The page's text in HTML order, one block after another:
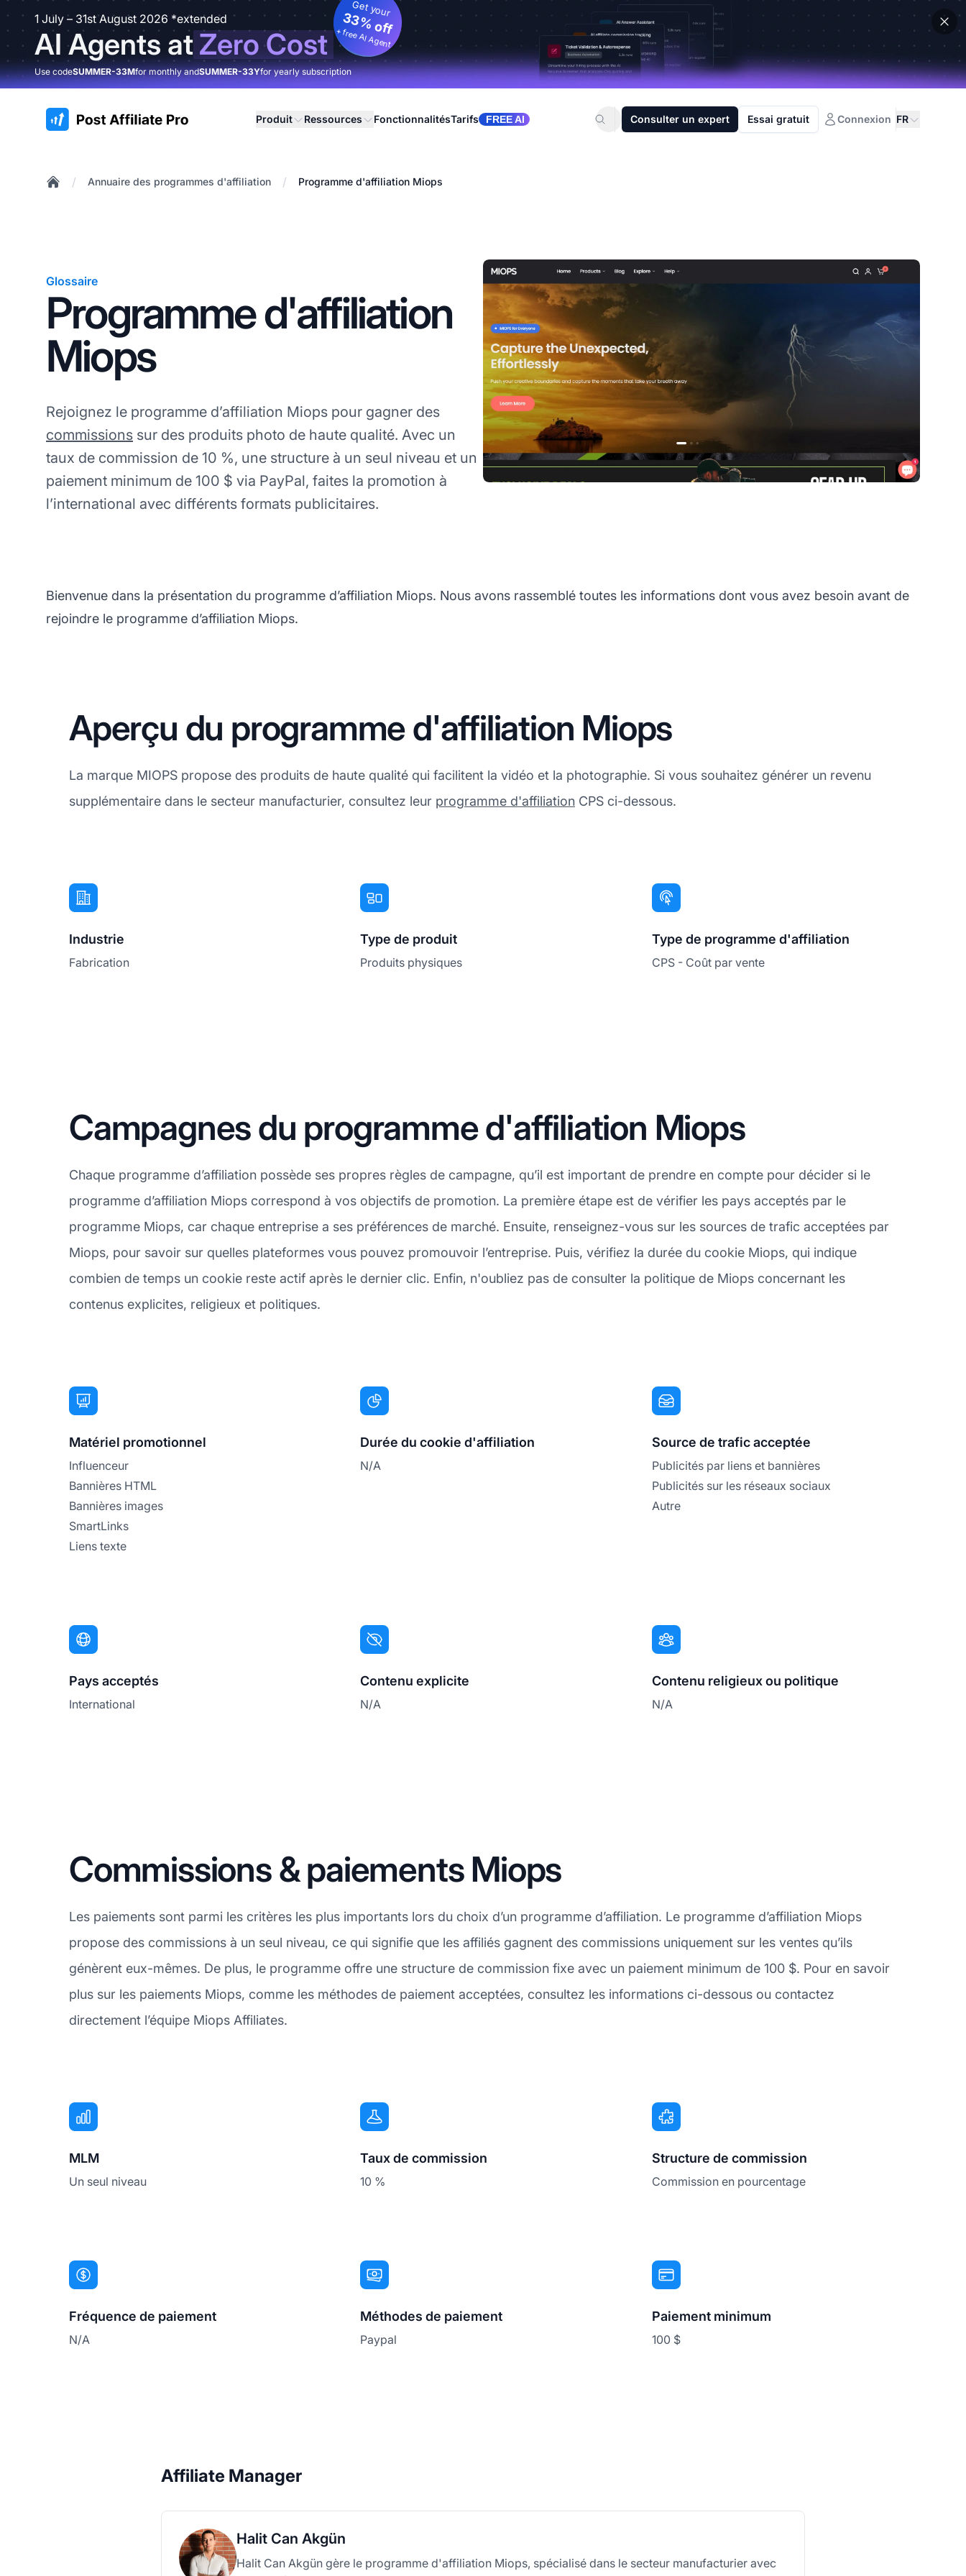
1 July – 31st August 2026 *extended
AI Agents atZero Cost
Get your
33% off
+ free AI Agent
Use codeSUMMER-33Mfor monthly andSUMMER-33Yfor yearly subscription
:site.title Produit Ressources FonctionnalitésTarifs FREE AI Consulter un expert Essai gratuit Connexion FR
/ Annuaire des programmes d'affiliation / Programme d'affiliation Miops
Glossaire
Programme d'affiliation
Miops
Rejoignez le programme d’affiliation Miops pour gagner des
commissions sur des produits photo de haute qualité. Avec un
taux de commission de 10 %, une structure à un seul niveau et un
paiement minimum de 100 $ via PayPal, faites la promotion à
l’international avec différents formats publicitaires.
Bienvenue dans la présentation du programme d’affiliation Miops. Nous avons rassemblé toutes les informations dont vous avez besoin avant de
rejoindre le programme d’affiliation Miops.
Aperçu du programme d'affiliation Miops
La marque MIOPS propose des produits de haute qualité qui facilitent la vidéo et la photographie. Si vous souhaitez générer un revenu
supplémentaire dans le secteur manufacturier, consultez leur programme d'affiliation CPS ci-dessous.
Industrie
Fabrication
Type de produit
Produits physiques
Type de programme d'affiliation
CPS - Coût par vente
Campagnes du programme d'affiliation Miops
Chaque programme d’affiliation possède ses propres règles de campagne, qu’il est important de prendre en compte pour décider si le
programme d’affiliation Miops correspond à vos objectifs de promotion. La première étape est de vérifier les pays acceptés par le
programme Miops, car chaque entreprise a ses préférences de marché. Ensuite, renseignez-vous sur les sources de trafic acceptées par
Miops, pour savoir sur quelles plateformes vous pouvez promouvoir l’entreprise. Puis, vérifiez la durée du cookie Miops, qui indique
combien de temps un cookie reste actif après le dernier clic. Enfin, n'oubliez pas de consulter la politique de Miops concernant les
contenus explicites, religieux et politiques.
Matériel promotionnel
Influenceur
Bannières HTML
Bannières images
SmartLinks
Liens texte
Durée du cookie d'affiliation
N/A
Source de trafic acceptée
Publicités par liens et bannières
Publicités sur les réseaux sociaux
Autre
Pays acceptés
International
Contenu explicite
N/A
Contenu religieux ou politique
N/A
Commissions & paiements Miops
Les paiements sont parmi les critères les plus importants lors du choix d’un programme d’affiliation. Le programme d’affiliation Miops
propose des commissions à un seul niveau, ce qui signifie que les affiliés gagnent des commissions uniquement sur les ventes qu’ils
génèrent eux-mêmes. De plus, le programme offre une structure de commission fixe avec un paiement minimum de 100 $. Pour en savoir
plus sur les paiements Miops, comme les méthodes de paiement acceptées, consultez les informations ci-dessous ou contactez
directement l’équipe Miops Affiliates.
MLM
Un seul niveau
Taux de commission
10 %
Structure de commission
Commission en pourcentage
Fréquence de paiement
N/A
Méthodes de paiement
Paypal
Paiement minimum
100 $
Affiliate Manager
Halit Can Akgün
Halit Can Akgün gère le programme d'affiliation Miops, spécialisé dans le secteur manufacturier avec